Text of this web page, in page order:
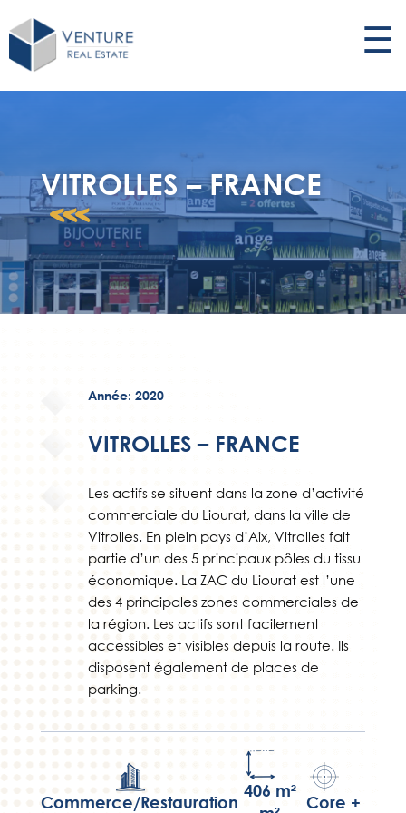
☰
VITROLLES – FRANCE
<<<
Année: 2020
VITROLLES – FRANCE
Les actifs se situent dans la zone d’activité
commerciale du Liourat, dans la ville de
Vitrolles. En plein pays d’Aix, Vitrolles fait
partie d’un des 5 principaux pôles du tissu
économique. La ZAC du Liourat est l’une
des 4 principales zones commerciales de
la région. Les actifs sont facilement
accessibles et visibles depuis la route. Ils
disposent également de places de
parking.
Commerce/Restauration
406 m²
Core +